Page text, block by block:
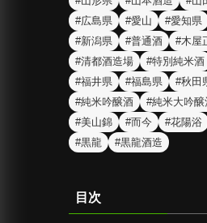
#広島県
#愛山 #愛知県
#新潟県
#普通酒 #木屋
#清都酒造場
#特別純米酒
#福井県
#福島県 #秋田
#純米吟醸酒
#純米大吟醸
#美山錦
#而今 #花陽浴
#黒龍
#黒龍酒造
目次